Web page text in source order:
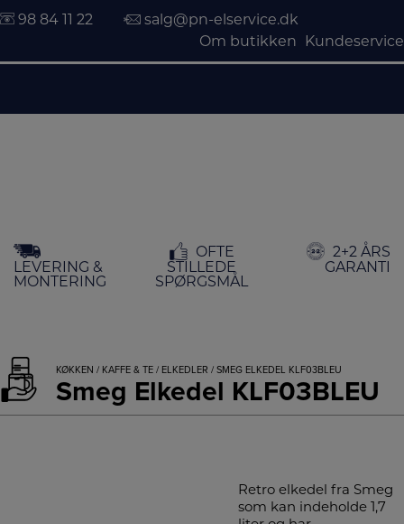
indholdet
98 84 11 22
salg@pn-elservice.dk
Om butikken
Kundeservice
LEVERING &
MONTERING
OFTE
STILLEDE
SPØRGSMÅL
2+2 ÅRS
GARANTI
KØKKEN / KAFFE & TE / ELKEDLER / SMEG ELKEDEL KLF03BLEU
Smeg Elkedel KLF03BLEU
Retro elkedel fra Smeg
som kan indeholde 1,7